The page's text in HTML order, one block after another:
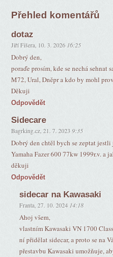
Přehled komentářů
dotaz
Jiří Fišera 10. 3. 2026 16:25
Dobrý den,
poraďe prosím, kde se nechá sehnat
M72, Ural, Dněpr a kdo by mohl
Děkuji
Odpovědět
Sidecare
Bagrking.cz ,21. 7. 2023 9:35
Dobrý den chtěl bych se zeptat
Yamaha Fazer 600 77kw 1999r.v. a
děkuji
Odpovědět
sidecar na Kawasaki
Franta ,27. 10. 2024 14:18
Ahoj všem,
vlastním Kawasaki VN 1700
ní přidělat sidecar, a proto se na
přestavbu Kawasaki umožňuje,